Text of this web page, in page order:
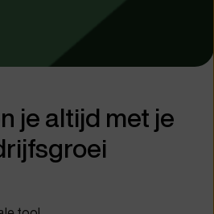
je altijd met je